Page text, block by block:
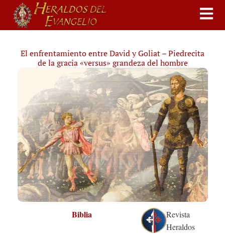
El enfrentamiento entre David y Goliat – Piedrecita
de la gracia «versus» grandeza del hombre
Biblia
Revista
Heraldos